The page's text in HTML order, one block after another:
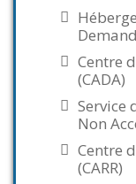
Centre
(CADA)
Service
Non
Centre
(CARR)